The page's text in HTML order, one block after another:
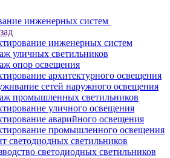
инженерных систем
инженерных систем
уличных светильников
опор освещения
архитектурного освещения
сетей наружного освещения
промышленных светильников
уличного освещения
аварийного освещения
промышленного освещения
светодиодных светильников
светодиодных светильников